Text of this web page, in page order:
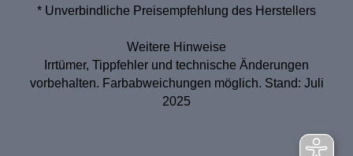
* Unverbindliche Preisempfehlung des Herstellers
Weitere Hinweise
Irrtümer, Tippfehler und technische Änderungen
vorbehalten. Farbabweichungen möglich. Stand: Juli
2025